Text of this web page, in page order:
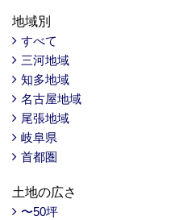
地域別
すべて
三河地域
知多地域
名古屋地域
尾張地域
岐阜県
首都圏
土地の広さ
〜50坪